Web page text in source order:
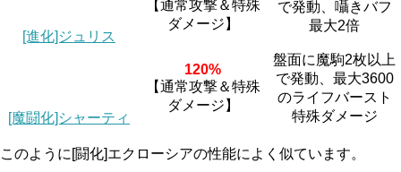
[進化]ジュリス
【通常攻撃＆特殊
ダメージ】
で発動、囁きバフ
最大2倍
[魔闘化]シャーティ
120%
【通常攻撃＆特殊
ダメージ】
盤面に魔駒2枚以上
で発動、最大3600
のライフバースト
特殊ダメージ
このように[闘化]エクローシアの性能によく似ています。